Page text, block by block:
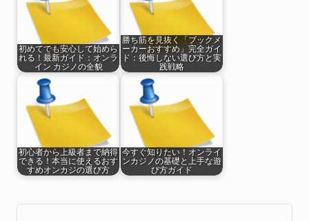
初めてでも安心して始めら
れる！最新ガイド：オンラ
イン カジノの全貌
勝ち筋を見抜く「ブックメ
ーカーおすすめ」完全ガイ
ド：後悔しない選び方と実
践戦略
初心者から上級者まで納得
できる！本当に使えるおす
すめオンカジの選び方
今すぐ知りたい！オンライ
ンカジノの基礎と上手な遊
び方ガイド